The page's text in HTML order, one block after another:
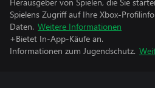
Spielens Zugriff auf Ihre Xbox-
Daten. Weitere Informationen
+Bietet In-App-Käufe an.
Informationen zum Jugendschutz.